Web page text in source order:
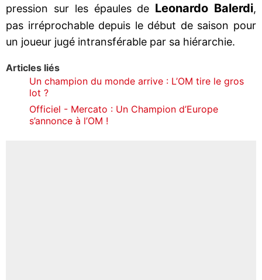
pression sur les épaules de Leonardo Balerdi,
pas irréprochable depuis le début de saison pour
un joueur jugé intransférable par sa hiérarchie.
Articles liés
Un champion du monde arrive : L’OM tire le gros
lot ?
Officiel - Mercato : Un Champion d’Europe
s’annonce à l’OM !